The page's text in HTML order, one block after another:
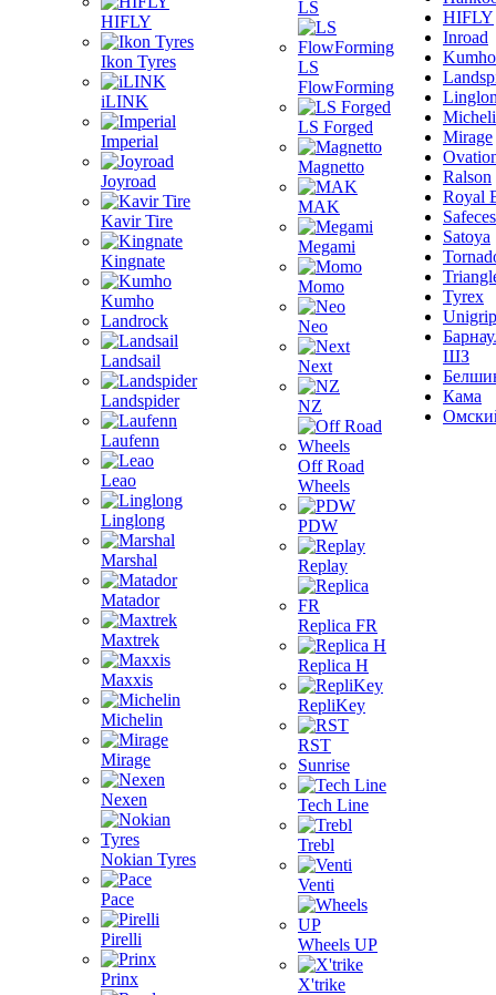
HIFLY
Ikon Tyres
iLINK
Imperial
Joyroad
Kavir Tire
Kingnate
Kumho
Landrock
Landsail
Landspider
Laufenn
Leao
Linglong
Marshal
Matador
Maxtrek
Maxxis
Michelin
Mirage
Nexen
Nokian Tyres
Pace
Pirelli
Prinx
LS
LS
FlowForming
LS Forged
Magnetto
MAK
Megami
Momo
Neo
Next
NZ
Off Road
Wheels
PDW
Replay
Replica FR
Replica H
RepliKey
RST
Sunrise
Tech Line
Trebl
Venti
Wheels UP
X'trike
HIFLY
Inroad
Kumho
Mirage
Ralson
Royal
Satoya
Tyrex
Unigrip
ШЗ
Кама